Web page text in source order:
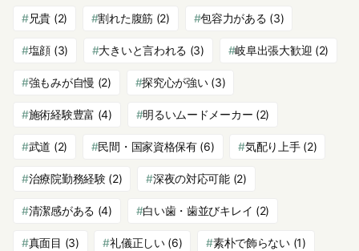
兄貴 (2) 割れた腹筋(2) 包容力がある (3)
塩顔 (3) 大きいと言われる (3) 岐阜出張大歓迎 (2)
強もみが自慢 (2) 探究心が強い(3)
施術経験豊富 (4) 明るいムードメーカー (2)
武道 (2) 民間・国家資格保有(6) 気配り上手(2)
治療院勤務経験(2) 深夜の対応可能(2)
清潔感がある (4) 白い歯・歯並びキレイ (2)
真面目 (3) 礼儀正しい(6) 素朴で飾らない(1)